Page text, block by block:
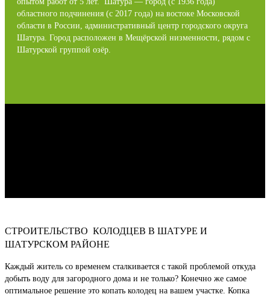
областного подчинения (с 2017 года) на востоке Московской
области в России, административный центр городского округа
Шатура. Город расположен в Мещёрской низменности, рядом с
Шатурской группой озёр.
СТРОИТЕЛЬСТВО КОЛОДЦЕВ В ШАТУРЕ И
ШАТУРСКОМ РАЙОНЕ
Каждый житель со временем сталкивается с такой проблемой откуда
добыть воду для загородного дома и не только? Конечно же самое
оптимальное решение это копать колодец на вашем участке. Копка